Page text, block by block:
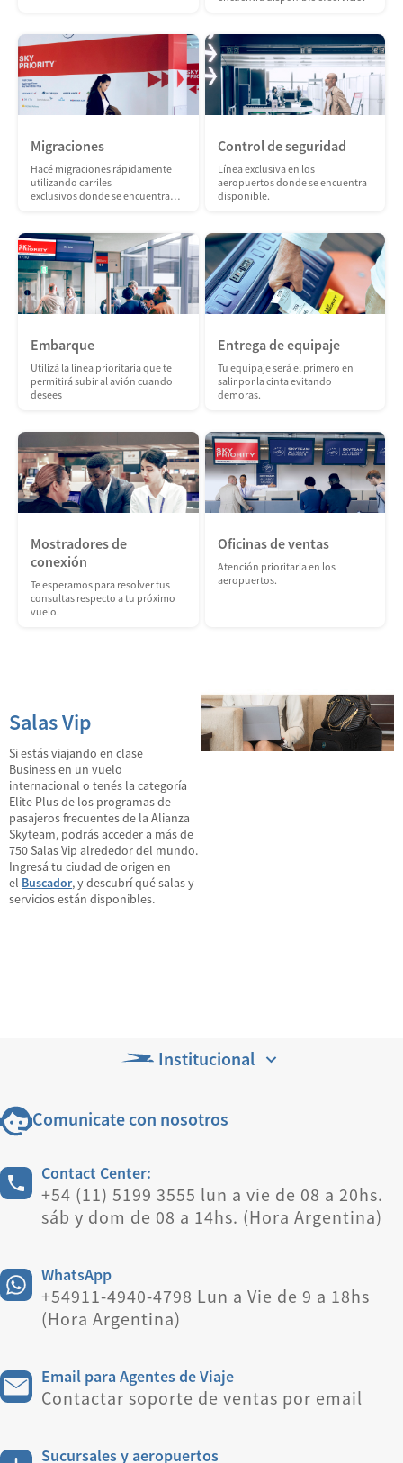
Migraciones
Hacé migraciones rápidamente
utilizando carriles
exclusivos donde se encuentra
Control de seguridad
Línea exclusiva en los
aeropuertos donde se encuentra
disponible.
Embarque
Utilizá la línea prioritaria que te
permitirá subir al avión cuando
desees
Entrega de equipaje
Tu equipaje será el primero en
salir por la cinta evitando
demoras.
Mostradores de
conexión
Te esperamos para resolver tus
consultas respecto a tu próximo
vuelo.
Oficinas de ventas
Atención prioritaria en los
aeropuertos.
Salas Vip
Si estás viajando en clase
Business en un vuelo
internacional o tenés la categoría
Elite Plus de los programas de
pasajeros frecuentes de la Alianza
Skyteam, podrás acceder a más de
750 Salas Vip alrededor del mundo.
Ingresá tu ciudad de origen en
el Buscador, y descubrí qué salas y
servicios están disponibles.
Institucional
Comunicate con nosotros
Contact Center:
+54 (11) 5199 3555 lun a vie de 08 a 20hs.
sáb y dom de 08 a 14hs. (Hora Argentina)
WhatsApp
+54911-4940-4798 Lun a Vie de 9 a 18hs
(Hora Argentina)
Email para Agentes de Viaje
Contactar soporte de ventas por email
Sucursales y aeropuertos